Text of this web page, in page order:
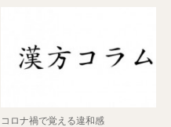
コロナ禍で覚える違和感